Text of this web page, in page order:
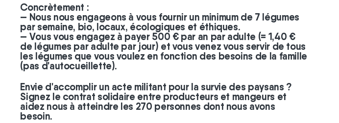
Concrètement :
— Nous nous engageons à vous fournir un minimum de 7 légumes
par semaine, bio, locaux, écologiques et éthiques.
— Vous vous engagez à payer 500 € par an par adulte (= 1,40 €
de légumes par adulte par jour) et vous venez vous servir de tous
les légumes que vous voulez en fonction des besoins de la famille
(pas d'autocueillette).
Envie d'accomplir un acte militant pour la survie des paysans ?
Signez le contrat solidaire entre producteurs et mangeurs et
aidez nous à atteindre les 270 personnes dont nous avons
besoin.